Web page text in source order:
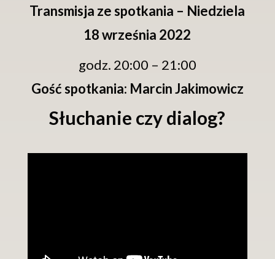
Transmisja ze spotkania – Niedziela
18 września 2022
godz. 20:00 – 21:00
Gość spotkania: Marcin Jakimowicz
Słuchanie czy dialog?